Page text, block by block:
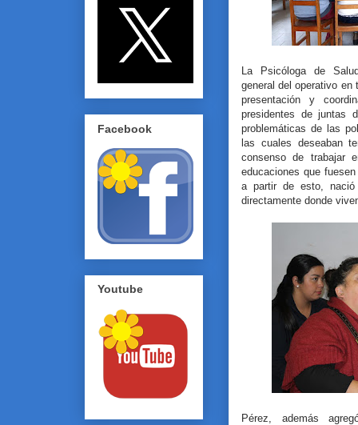
La Psicóloga de
general del operativo en
presentación y
presidentes de juntas
problemáticas de las
las cuales deseaban
consenso de trabajar
educaciones que
a partir de esto,
directamente donde
Pérez, además
Facebook
Youtube